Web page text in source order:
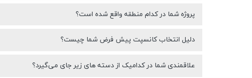
پروژه شما در کدام منطقه واقع شده است؟
دلیل انتخاب کانسپت پیش فرض شما چیست؟
علاقمندی شما در کدامیک از دسته های زیر جای می‌گیرد؟